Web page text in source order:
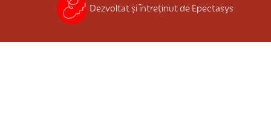
Dezvoltat și întreținut de Epectasys